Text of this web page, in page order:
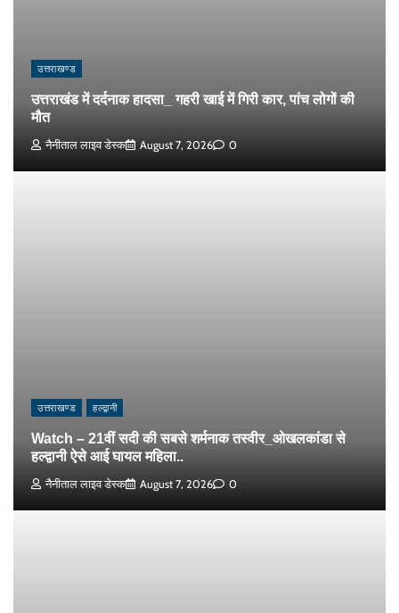
उत्तराखण्ड
उत्तराखंड में दर्दनाक हादसा_ गहरी खाई में गिरी कार, पांच लोगों की
मौत
नैनीताल लाइव डेस्क August 7, 2026 0
उत्तराखण्ड हल्द्वानी
Watch – 21वीं सदी की सबसे शर्मनाक तस्वीर_ओखलकांडा से
हल्द्वानी ऐसे आई घायल महिला..
नैनीताल लाइव डेस्क August 7, 2026 0